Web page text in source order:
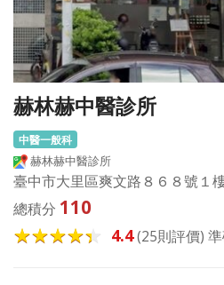
赫林赫中醫診所
中醫一般科
赫林赫中醫診所
臺中市大里區爽文路８６８號１
總積分 110
4.4(25則評價)